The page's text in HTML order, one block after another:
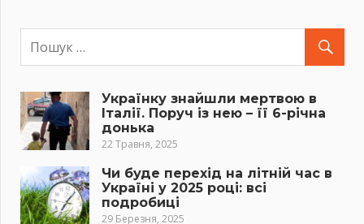
Українку знайшли мертвою в
Італії. Поруч із нею – її 6-річна
донька
22 Травня, 2025
Чи буде перехід на літній час в
Україні у 2025 році: всі
подробиці
29 Березня, 2025